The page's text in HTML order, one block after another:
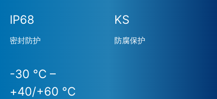
IP68
密封防护
KS
防腐保护
-30 °C –
+40/+60 °C